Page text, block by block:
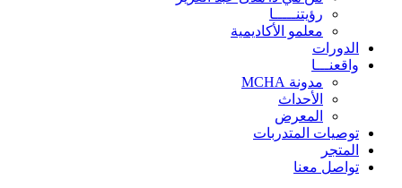
رؤيتنـــــا
معلمو الأكاديمية
الدورات
واقعنـــا
مدونة MCHA
الأحداث
المعرض
توصيات المتدربات
المتجر
تواصل معنا